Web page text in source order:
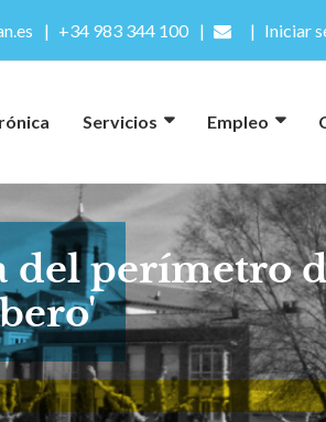
+34 983 344 100 Iniciar
Servicios Empleo
perímetro